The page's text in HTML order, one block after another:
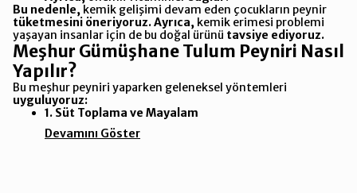
Bu nedenle, kemik gelişimi devam eden çocukların peynir
tüketmesini öneriyoruz.Ayrıca, kemik erimesi problemi
yaşayan insanlar için de bu doğal ürünü tavsiye ediyoruz.
Meşhur Gümüşhane Tulum Peyniri Nasıl
Yapılır?
Bu meşhur peyniri yaparken geleneksel yöntemleri
uyguluyoruz:
1. Süt Toplama ve Mayalam
Devamını Göster